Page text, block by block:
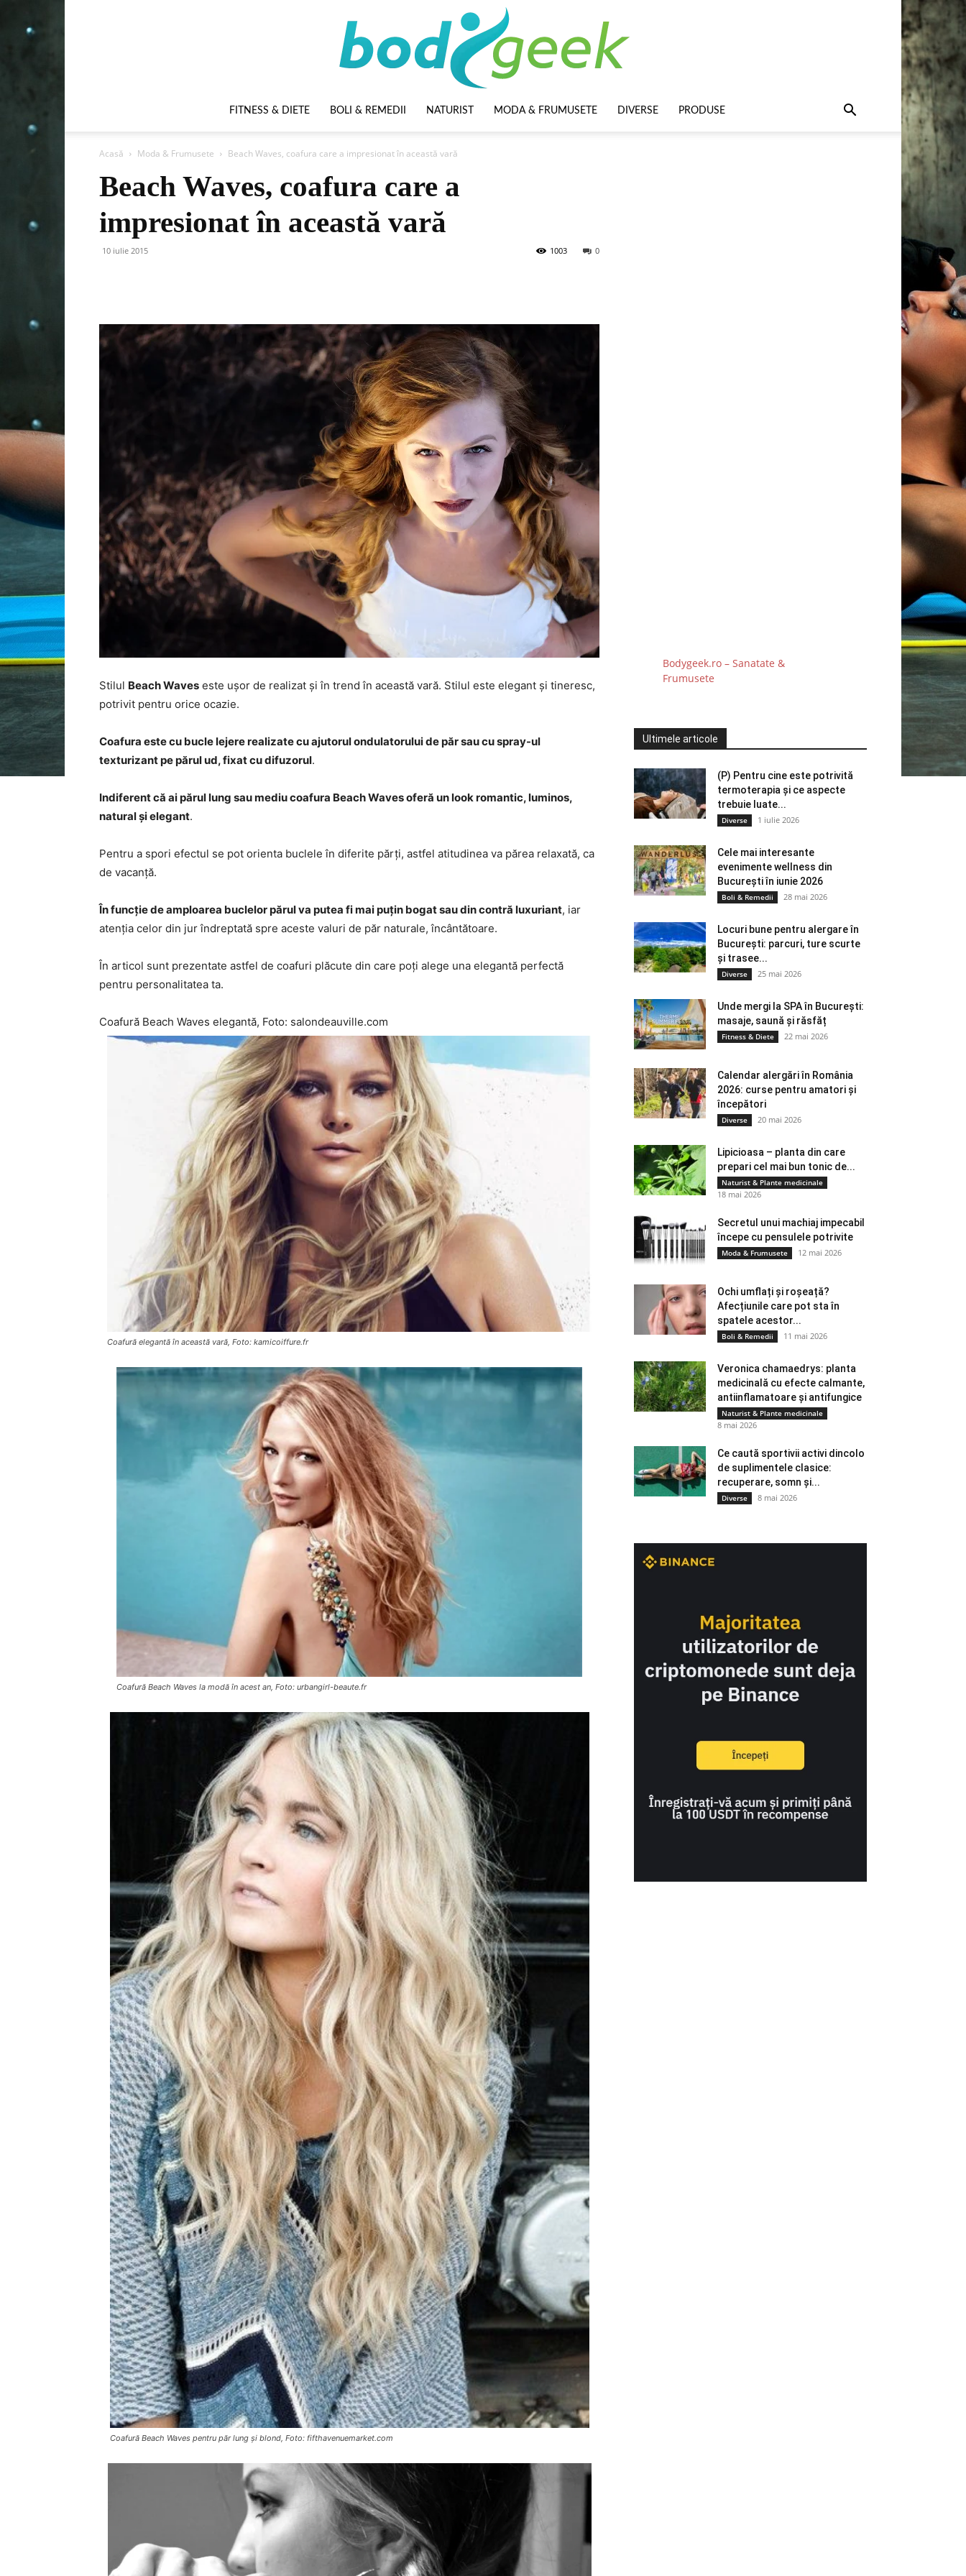
FITNESS & DIETE BOLI & REMEDII NATURIST MODA & FRUMUSETE DIVERSE PRODUSE
Acasă Moda & Frumusete Beach Waves, coafura care a impresionat în această vară
Beach Waves, coafura care a
impresionat în această vară
10 iulie 2015 0
1003
Stilul Beach Waves este ușor de realizat și în trend în această vară. Stilul este elegant și tineresc,
potrivit pentru orice ocazie.
Coafura este cu bucle lejere realizate cu ajutorul ondulatorului de păr sau cu spray-ul
texturizant pe părul ud, fixat cu difuzorul.
Indiferent că ai părul lung sau mediu coafura Beach Waves oferă un look romantic, luminos,
natural și elegant.
Pentru a spori efectul se pot orienta buclele în diferite părți, astfel atitudinea va părea relaxată, ca
de vacanță.
În funcție de amploarea buclelor părul va putea fi mai puțin bogat sau din contră luxuriant, iar
atenția celor din jur îndreptată spre aceste valuri de păr naturale, încântătoare.
În articol sunt prezentate astfel de coafuri plăcute din care poți alege una elegantă perfectă
pentru personalitatea ta.
Coafură Beach Waves elegantă, Foto: salondeauville.com
Coafură elegantă în această vară, Foto: kamicoiffure.fr
Coafură Beach Waves la modă în acest an, Foto: urbangirl-beaute.fr
Coafură Beach Waves pentru păr lung și blond, Foto: fifthavenuemarket.com
Bodygeek.ro – Sanatate &
Frumusete
Ultimele articole
(P) Pentru cine este potrivită
termoterapia și ce aspecte
trebuie luate...
Diverse 1 iulie 2026
Cele mai interesante
evenimente wellness din
București în iunie 2026
Boli & Remedii 28 mai 2026
Locuri bune pentru alergare în
București: parcuri, ture scurte
și trasee...
Diverse 25 mai 2026
Unde mergi la SPA în București:
masaje, saună și răsfăț
Fitness & Diete 22 mai 2026
Calendar alergări în România
2026: curse pentru amatori și
începători
Diverse 20 mai 2026
Lipicioasa – planta din care
prepari cel mai bun tonic de...
Naturist & Plante medicinale
18 mai 2026
Secretul unui machiaj impecabil
începe cu pensulele potrivite
Moda & Frumusete 12 mai 2026
Ochi umflați și roșeață?
Afecțiunile care pot sta în
spatele acestor...
Boli & Remedii 11 mai 2026
Veronica chamaedrys: planta
medicinală cu efecte calmante,
antiinflamatoare și antifungice
Naturist & Plante medicinale
8 mai 2026
Ce caută sportivii activi dincolo
de suplimentele clasice:
recuperare, somn și...
Diverse 8 mai 2026